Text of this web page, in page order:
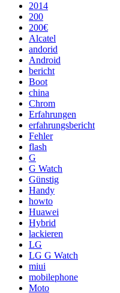
2014
200
200€
Alcatel
andorid
Android
bericht
Boot
china
Chrom
Erfahrungen
erfahrungsbericht
Fehler
flash
G
G Watch
Günstig
Handy
howto
Huawei
Hybrid
lackieren
LG
LG G Watch
miui
mobilephone
Moto